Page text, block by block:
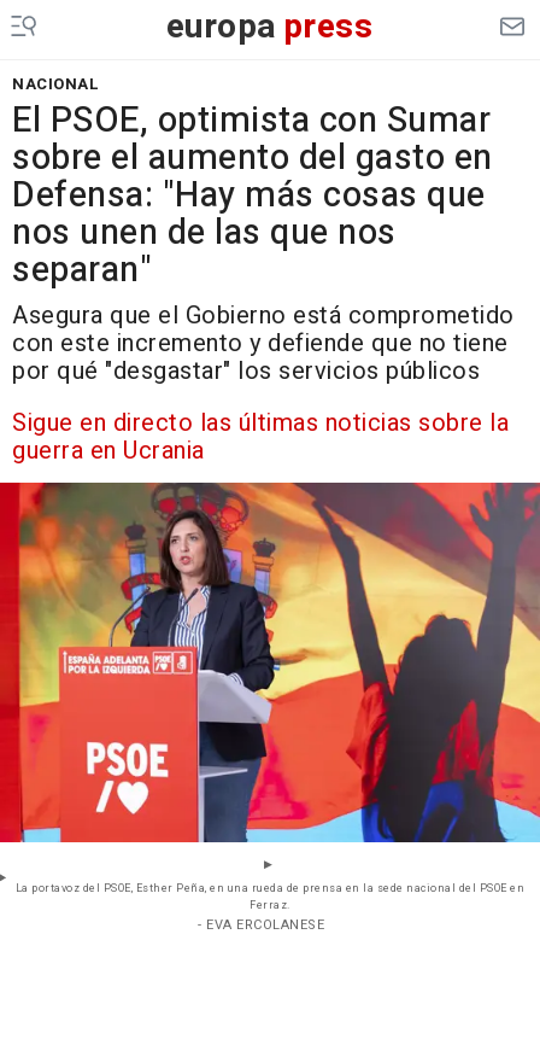
europa press
NACIONAL
El PSOE, optimista con Sumar
sobre el aumento del gasto en
Defensa: "Hay más cosas que
nos unen de las que nos
separan"
Asegura que el Gobierno está comprometido
con este incremento y defiende que no tiene
por qué "desgastar" los servicios públicos
Sigue en directo las últimas noticias sobre la
guerra en Ucrania
La portavoz del PSOE, Esther Peña, en una rueda de prensa en la sede nacional del PSOE en
Ferraz.
- EVA ERCOLANESE